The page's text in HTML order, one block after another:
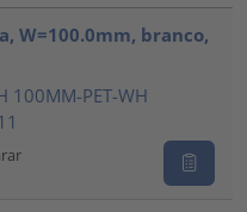
W=100.0mm, branco,
100MM-PET-WH